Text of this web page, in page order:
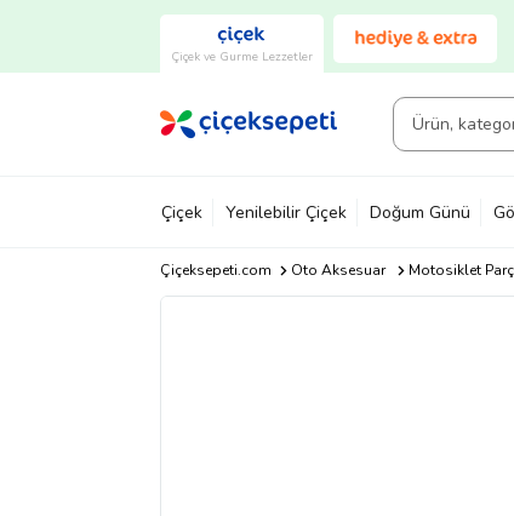
Çiçek ve Gurme Lezzetler
Çiçek Yenilebilir Çiçek Doğum Günü
Çiçeksepeti.com Oto Aksesuar Motosiklet